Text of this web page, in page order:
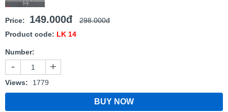
Price: 149.000đ
298.000đ
Product code: LK 14
Number:
- +
Views: 1779
BUY NOW